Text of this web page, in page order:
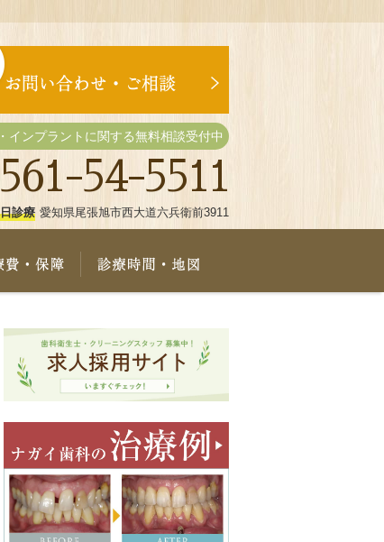
インプラントに関する無料相談受付中
54-5511
診療 愛知県尾張旭市西大道六兵衛前3911
ニュー 治療費・保証